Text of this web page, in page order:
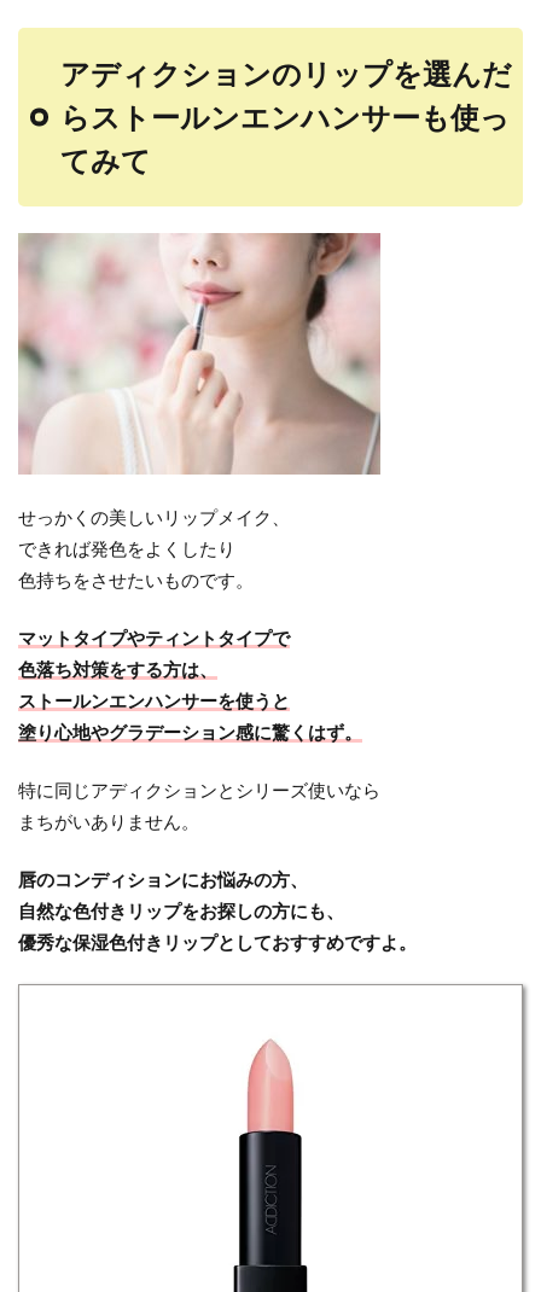
アディクションのリップを選んだ
らストールンエンハンサーも使っ
てみて
せっかくの美しいリップメイク、
できれば発色をよくしたり
色持ちをさせたいものです。
マットタイプやティントタイプで
色落ち対策をする方は、
ストールンエンハンサーを使うと
塗り心地やグラデーション感に驚くはず。
特に同じアディクションとシリーズ使いなら
まちがいありません。
唇のコンディションにお悩みの方、
自然な色付きリップをお探しの方にも、
優秀な保湿色付きリップとしておすすめですよ。